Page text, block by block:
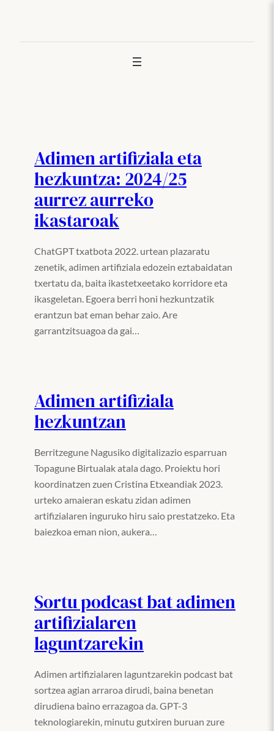
Adimen artifiziala eta
hezkuntza: 2024/25
aurrez aurreko
ikastaroak
ChatGPT txatbota 2022. urtean plazaratu
zenetik, adimen artifiziala edozein eztabaidatan
txertatu da, baita ikastetxeetako korridore eta
ikasgeletan. Egoera berri honi hezkuntzatik
erantzun bat eman behar zaio. Are
garrantzitsuagoa da gai…
Adimen artifiziala
hezkuntzan
Berritzegune Nagusiko digitalizazio esparruan
Topagune Birtualak atala dago. Proiektu hori
koordinatzen zuen Cristina Etxeandiak 2023.
urteko amaieran eskatu zidan adimen
artifizialaren inguruko hiru saio prestatzeko. Eta
baiezkoa eman nion, aukera…
Sortu podcast bat adimen
artifizialaren
laguntzarekin
Adimen artifizialaren laguntzarekin podcast bat
sortzea agian arraroa dirudi, baina benetan
dirudiena baino errazagoa da. GPT-3
teknologiarekin, minutu gutxiren buruan zure